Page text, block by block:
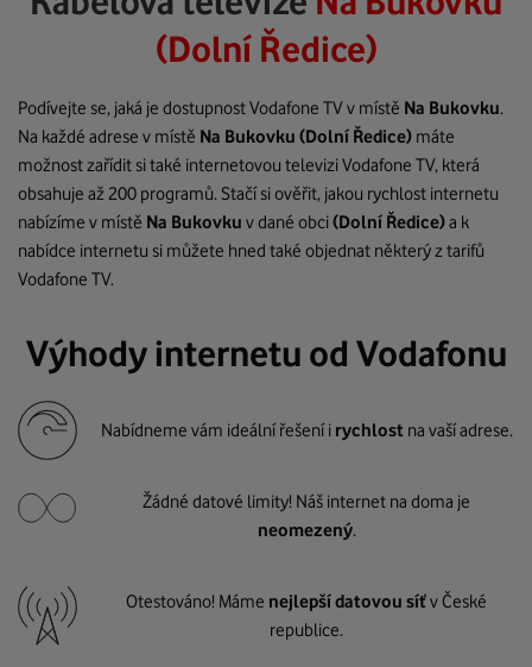
(Dolní Ředice)
Podívejte se, jaká je dostupnost Vodafone TV v místě Na Bukovku.
Na každé adrese v místě Na Bukovku (Dolní Ředice) máte
možnost zařídit si také internetovou televizi Vodafone TV, která
obsahuje až 200 programů. Stačí si ověřit, jakou rychlost internetu
nabízíme v místě Na Bukovku v dané obci(Dolní Ředice)a k
nabídce internetu si můžete hned také objednat některý z tarifů
Vodafone TV.
Výhody internetu od Vodafonu
Nabídneme vám ideální řešení i rychlost na vaší adrese.
Žádné datové limity! Náš internet na doma je
neomezený.
Otestováno! Máme nejlepší datovou síťv České
republice.